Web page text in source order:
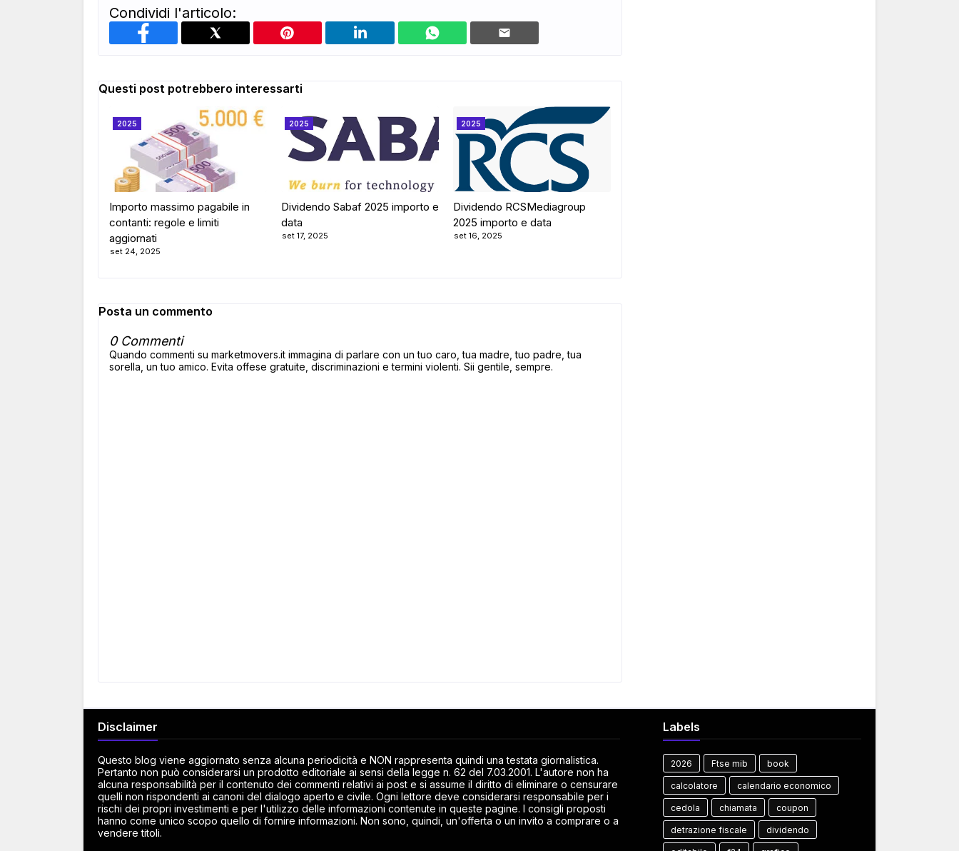
Condividi l'articolo:
Questi post potrebbero interessarti
2025
Importo massimo pagabile in
contanti: regole e limiti
aggiornati
set 24, 2025
2025
Dividendo Sabaf 2025 importo e
data
set 17, 2025
2025
Dividendo RCSMediagroup
2025 importo e data
set 16, 2025
Posta un commento
0 Commenti
Quando commenti su marketmovers.it immagina di parlare con un tuo caro, tua madre, tuo padre, tua
sorella, un tuo amico. Evita offese gratuite, discriminazioni e termini violenti. Sii gentile, sempre.
Disclaimer
Questo blog viene aggiornato senza alcuna periodicità e NON rappresenta quindi una testata giornalistica.
Pertanto non può considerarsi un prodotto editoriale ai sensi della legge n. 62 del 7.03.2001. L'autore non ha
alcuna responsabilità per il contenuto dei commenti relativi ai post e si assume il diritto di eliminare o censurare
quelli non rispondenti ai canoni del dialogo aperto e civile. Ogni lettore deve considerarsi responsabile per i
rischi dei propri investimenti e per l'utilizzo delle informazioni contenute in queste pagine. I consigli proposti
hanno come unico scopo quello di fornire informazioni. Non sono, quindi, un'offerta o un invito a comprare o a
vendere titoli.
Labels
2026 Ftse mib book
calcolatore calendario economico
cedola chiamata coupon
detrazione fiscale dividendo